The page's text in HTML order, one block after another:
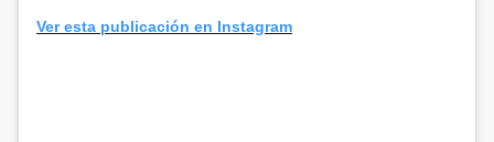
Ver esta publicación en Instagram